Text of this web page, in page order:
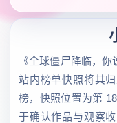
《全球僵尸降临，
站内榜单快照将其
榜，快照位置为第
于确认作品与观察